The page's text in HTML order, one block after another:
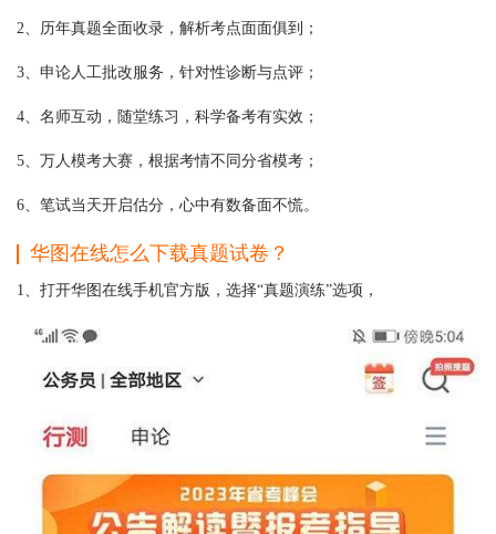
2、历年真题全面收录，解析考点面面俱到；
3、申论人工批改服务，针对性诊断与点评；
4、名师互动，随堂练习，科学备考有实效；
5、万人模考大赛，根据考情不同分省模考；
6、笔试当天开启估分，心中有数备面不慌。
华图在线怎么下载真题试卷？
1、打开华图在线手机官方版，选择“真题演练”选项，